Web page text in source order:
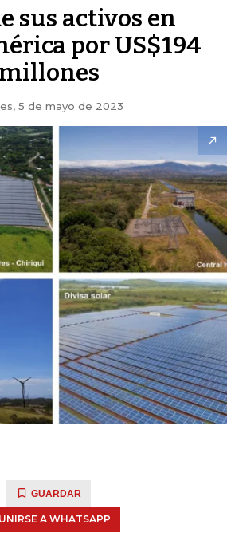
sus activos en
por US$194
millones
5 de mayo de 2023
GUARDAR
UNIRSE A WHATSAPP